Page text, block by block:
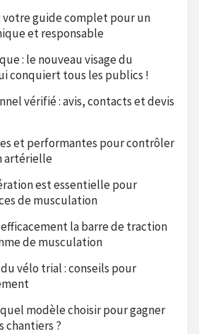
votre guide complet pour un
et responsable
: le nouveau visage du
conquiert tous les publics !
vérifié : avis, contacts et devis
et performantes pour contrôler
artérielle
est essentielle pour
de musculation
la barre de traction
de musculation
vélo trial : conseils pour
modèle choisir pour gagner
chantiers ?